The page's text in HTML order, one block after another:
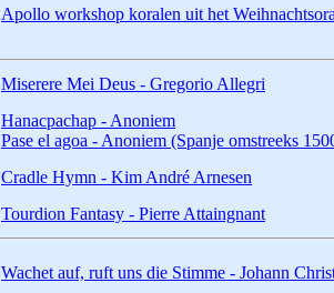
Apollo workshop koralen uit het
Miserere Mei Deus - Gregorio Allegri
Hanacpachap - Anoniem
Pase el agoa - Anoniem (Spanje omstreeks
Cradle Hymn - Kim André Arnesen
Tourdion Fantasy - Pierre Attaingnant
Wachet auf, ruft uns die Stimme - Johann